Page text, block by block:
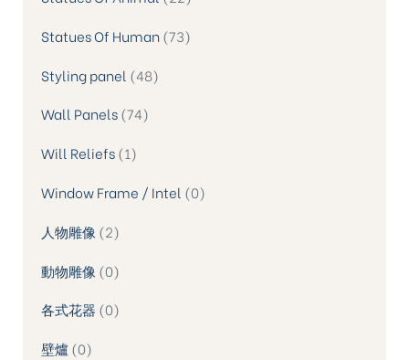
Statues Of Human 73
Styling panel 48
Wall Panels 74
Will Reliefs 1
Window Frame / Intel 0
人物雕像 2
動物雕像 0
各式花器 0
壁爐 0